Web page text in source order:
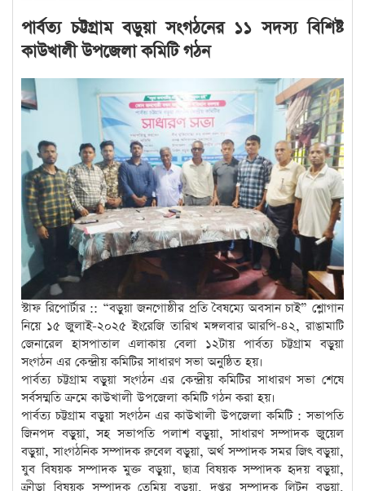
পার্বত্য চট্টগ্রাম বড়ুয়া সংগঠনের ১১ সদস্য বিশিষ্ট
কাউখালী উপজেলা কমিটি গঠন
স্টাফ রিপোর্টার :: “বড়ুয়া জনগোষ্ঠীর প্রতি বৈষম্যে অবসান চাই” শ্লোগান
নিয়ে ১৫ জুলাই-২০২৫ ইংরেজি তারিখ মঙ্গলবার আরপি-৪২, রাঙামাটি
জেনারেল হাসপাতাল এলাকায় বেলা ১২টায় পার্বত্য চট্টগ্রাম বড়ুয়া
সংগঠন এর কেন্দ্রীয় কমিটির সাধারণ সভা অনুষ্ঠিত হয়।
পার্বত্য চট্টগ্রাম বড়ুয়া সংগঠন এর কেন্দ্রীয় কমিটির সাধারণ সভা শেষে
সর্বসম্মতি ক্রমে কাউখালী উপজেলা কমিটি গঠন করা হয়।
পার্বত্য চট্টগ্রাম বড়ুয়া সংগঠন এর কাউখালী উপজেলা কমিটি : সভাপতি
জিনপদ বড়ুয়া, সহ সভাপতি পলাশ বড়ুয়া, সাধারণ সম্পাদক জুয়েল
বড়ুয়া, সাংগঠনিক সম্পাদক রুবেল বড়ুয়া, অর্থ সম্পাদক সমর জিৎ বড়ুয়া,
যুব বিষয়ক সম্পাদক মুক্ত বড়ুয়া, ছাত্র বিষয়ক সম্পাদক হৃদয় বড়ুয়া,
ক্রীড়া বিষয়ক সম্পাদক তেমিয় বড়ুয়া, দপ্তর সম্পাদক লিটন বড়ুয়া,